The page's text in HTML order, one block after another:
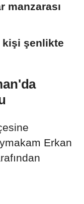
manzarası
kişi şenlikte
Erkan